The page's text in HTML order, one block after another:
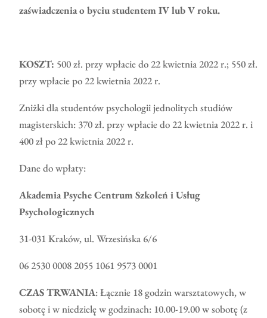
zaświadczenia o byciu studentem IV lub V roku.
KOSZT: 500 zł. przy wpłacie do 22 kwietnia 2022 r.; 550 zł.
przy wpłacie po 22 kwietnia 2022 r.
Zniżki dla studentów psychologii jednolitych studiów
magisterskich: 370 zł. przy wpłacie do 22 kwietnia 2022 r. i
400 zł po 22 kwietnia 2022 r.
Dane do wpłaty:
Akademia Psyche Centrum Szkoleń i Usług
Psychologicznych
31-031 Kraków, ul. Wrzesińska 6/6
06 2530 0008 2055 1061 9573 0001
CZAS TRWANIA: Łącznie 18 godzin warsztatowych, w
sobotę i w niedzielę w godzinach: 10.00-19.00 w sobotę (z